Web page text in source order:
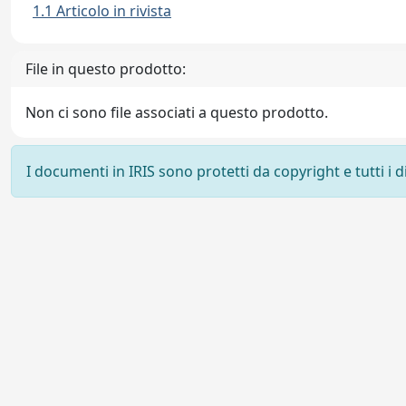
1.1 Articolo in rivista
File in questo prodotto:
Non ci sono file associati a questo prodotto.
I documenti in IRIS sono protetti da copyright e tutti i